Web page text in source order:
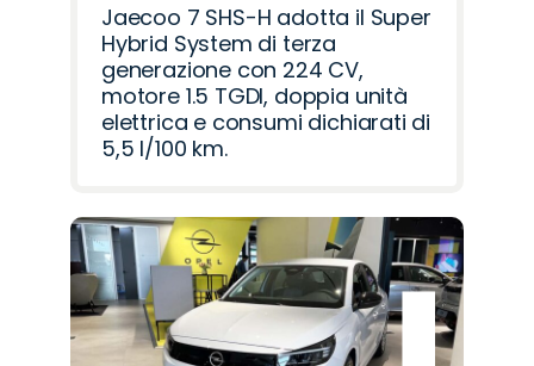
Jaecoo 7 SHS-H adotta il Super
Hybrid System di terza
generazione con 224 CV,
motore 1.5 TGDI, doppia unità
elettrica e consumi dichiarati di
5,5 l/100 km.